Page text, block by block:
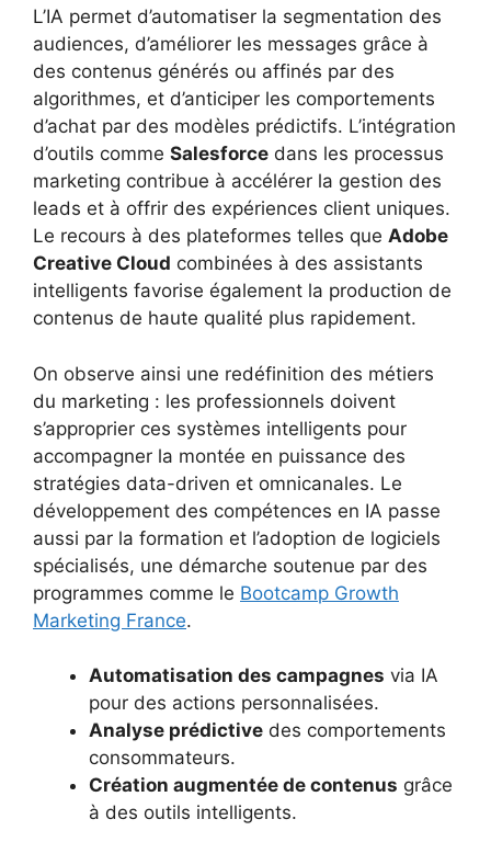
L’IA permet d’automatiser la segmentation des
audiences, d’améliorer les messages grâce à
des contenus générés ou affinés par des
algorithmes, et d’anticiper les comportements
d’achat par des modèles prédictifs. L’intégration
d’outils comme Salesforce dans les processus
marketing contribue à accélérer la gestion des
leads et à offrir des expériences client uniques.
Le recours à des plateformes telles que Adobe
Creative Cloud combinées à des assistants
intelligents favorise également la production de
contenus de haute qualité plus rapidement.
On observe ainsi une redéfinition des métiers
du marketing : les professionnels doivent
s’approprier ces systèmes intelligents pour
accompagner la montée en puissance des
stratégies data-driven et omnicanales. Le
développement des compétences en IA passe
aussi par la formation et l’adoption de logiciels
spécialisés, une démarche soutenue par des
programmes comme le Bootcamp Growth
Marketing France.
Automatisation des campagnes via IA
pour des actions personnalisées.
Analyse prédictive des comportements
consommateurs.
Création augmentée de contenus grâce
à des outils intelligents.